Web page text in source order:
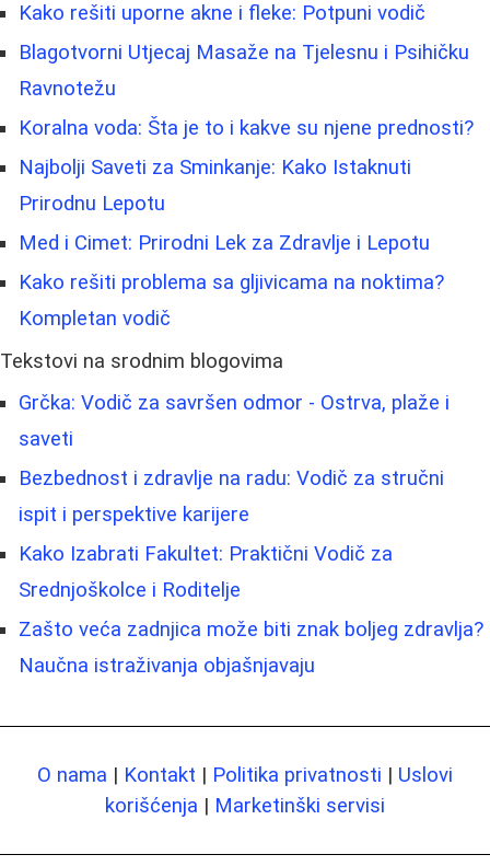
Kako rešiti uporne akne i fleke: Potpuni vodič
Blagotvorni Utjecaj Masaže na Tjelesnu i Psihičku
Ravnotežu
Koralna voda: Šta je to i kakve su njene prednosti?
Najbolji Saveti za Sminkanje: Kako Istaknuti
Prirodnu Lepotu
Med i Cimet: Prirodni Lek za Zdravlje i Lepotu
Kako rešiti problema sa gljivicama na noktima?
Kompletan vodič
Tekstovi na srodnim blogovima
Grčka: Vodič za savršen odmor - Ostrva, plaže i
saveti
Bezbednost i zdravlje na radu: Vodič za stručni
ispit i perspektive karijere
Kako Izabrati Fakultet: Praktični Vodič za
Srednjoškolce i Roditelje
Zašto veća zadnjica može biti znak boljeg zdravlja?
Naučna istraživanja objašnjavaju
O nama | Kontakt | Politika privatnosti | Uslovi
korišćenja | Marketinški servisi